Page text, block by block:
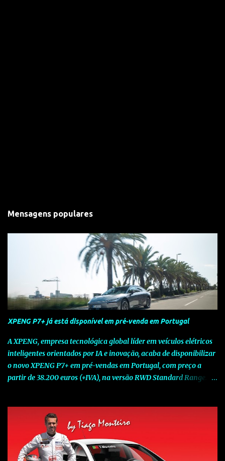
Mensagens populares
XPENG P7+ já está disponível em pré-venda em Portugal
A XPENG, empresa tecnológica global líder em veículos elétricos
inteligentes orientados por IA e inovação, acaba de disponibilizar
o novo XPENG P7+ em pré-vendas em Portugal, com preço a
partir de 38.200 euros (+IVA), na versão RWD Standard Range.
num momento decisivo, em que a indústria automóvel evolui da
mobilidade baseada na potência para a mobilidade baseada na
inteligência. Concebido como um fastback preparado para o
futuro e otimizado por Inteligência Artificial (IA), o novo XPENG